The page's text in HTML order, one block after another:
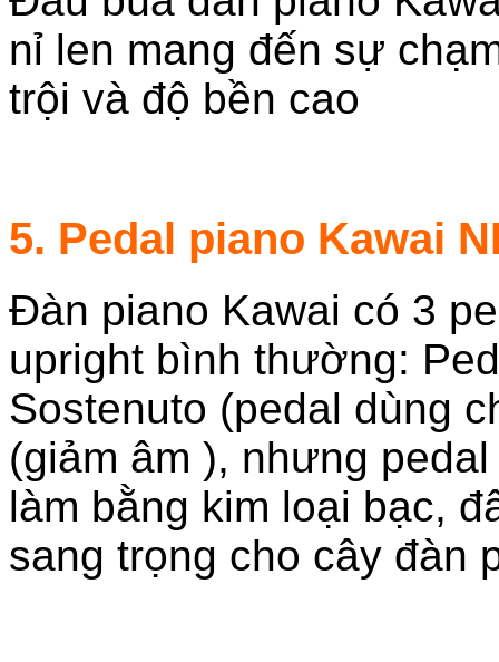
nỉ len mang đến sự
trội và độ bền cao
5. Pedal piano Kawai
Đàn piano Kawai có 3
upright bình thường:
Sostenuto (pedal dùng
(giảm âm ), nhưng
làm bằng kim loại bạc,
sang trọng cho cây đàn